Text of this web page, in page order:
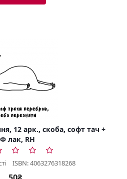
12 арк., скоба, софт тач +
лак, RH
ISBN: 4063276318268